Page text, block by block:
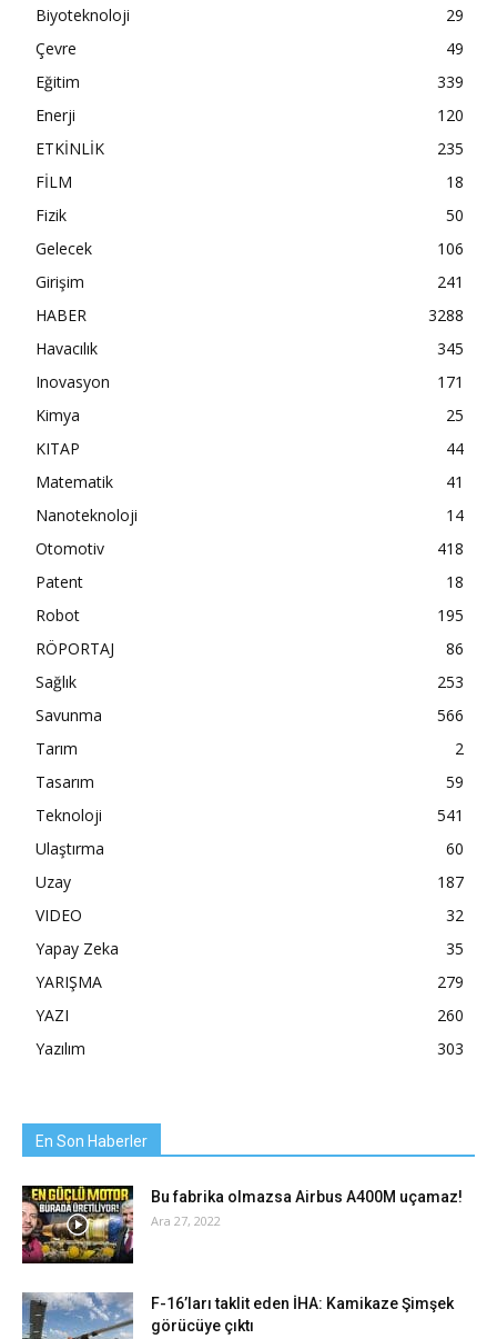
Biyoteknoloji
29
Çevre
49
Eğitim
339
Enerji
120
ETKİNLİK
235
FİLM
18
Fizik
50
Gelecek
106
Girişim
241
HABER
3288
Havacılık
345
Inovasyon
171
Kimya
25
KITAP
44
Matematik
41
Nanoteknoloji
14
Otomotiv
418
Patent
18
Robot
195
RÖPORTAJ
86
Sağlık
253
Savunma
566
Tarım
2
Tasarım
59
Teknoloji
541
Ulaştırma
60
Uzay
187
VIDEO
32
Yapay Zeka
35
YARIŞMA
279
YAZI
260
Yazılım
303
En Son Haberler
Bu fabrika olmazsa Airbus A400M uçamaz!
Ara 27, 2022
F-16’ları taklit eden İHA: Kamikaze Şimşek
görücüye çıktı